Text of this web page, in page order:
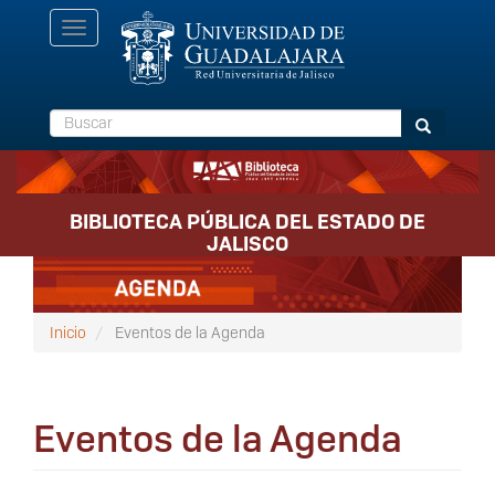
Toggle
navigation
Buscar Buscar
BIBLIOTECA PÚBLICA DEL ESTADO DE
JALISCO
Inicio Eventos de la Agenda
Eventos de la Agenda